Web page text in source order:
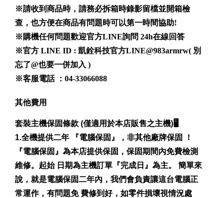
※請收到商品時，請務必拆箱時錄影留檔並開箱檢
查，也方便在商品有問題時可以第一時間協助!
※購機任何問題歡迎官方LINE詢問 24h在線回答
※官方 LINE ID : 凱銓科技官方LINE@983armrw( 別
忘了@也要一併加入 )
※客服電話 ：04-33066088
其他費用
套裝主機保固條款 (僅適用於本店販售之主機)🖥️
1.全機提供二年 『電腦保固』，非其他廠牌保固 ！
『電腦保固』為本店提供保固，保固期間內免費檢測
維修。起始 日期為主機訂單『完成日』為主。 簡單來
說，就是電腦保固二年內，我們會負責讓這台電腦正
常運作，有問題免 費修到好，如零件損壞視情況處